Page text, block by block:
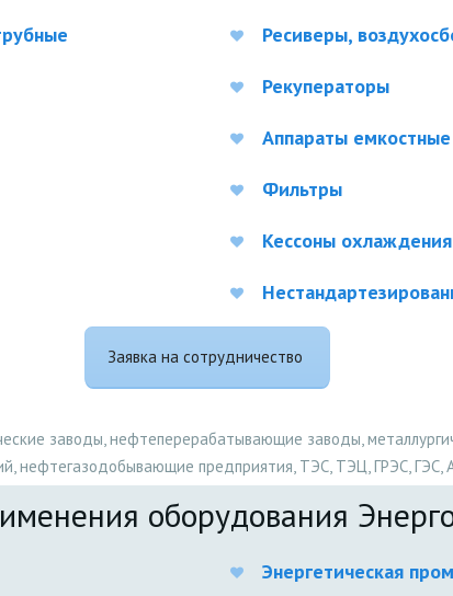
Ресиверы,
Рекуператоры
Аппараты
Фильтры
Кессоны
Заявка на сотрудничество
заводы, нефтеперерабатывающие заводы,
нефтегазодобывающие предприятия, ТЭС, ТЭЦ, ГРЭС, ГЭС,
оборудования
Энергетическая